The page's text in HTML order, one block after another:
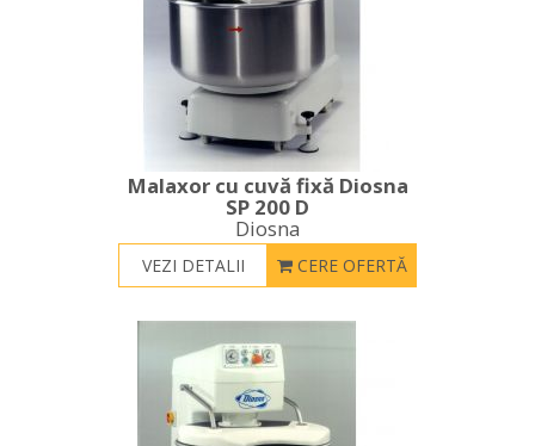
Malaxor cu cuvă fixă Diosna
SP 200 D
Diosna
VEZI DETALII CERE OFERTĂ